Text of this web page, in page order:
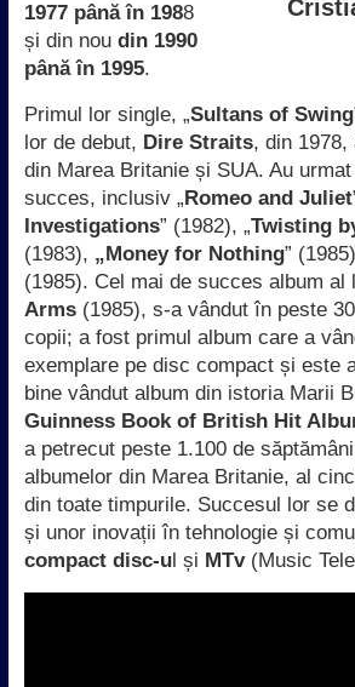
1977 până în 1988
și din nou din 1990
până în 1995.
Primul lor single, „Sultans of Swing
lor de debut, Dire Straits, din 1978,
din Marea Britanie și SUA. Au
succes, inclusiv „Romeo and Juliet
Investigations” (1982), „Twisting
(1983), „Money for Nothing”
(1985). Cel mai de succes album al
Arms(1985), s-a vândut în peste
copii; a fost primul album care a
exemplare pe disc compact și este
bine vândut album din istoria Marii
Guinness Book of British Hit
a petrecut peste 1.100 de
albumelor din Marea Britanie, al
din toate timpurile. Succesul lor se
și unor inovații în tehnologie și
compact disc-ul și MTv(Music